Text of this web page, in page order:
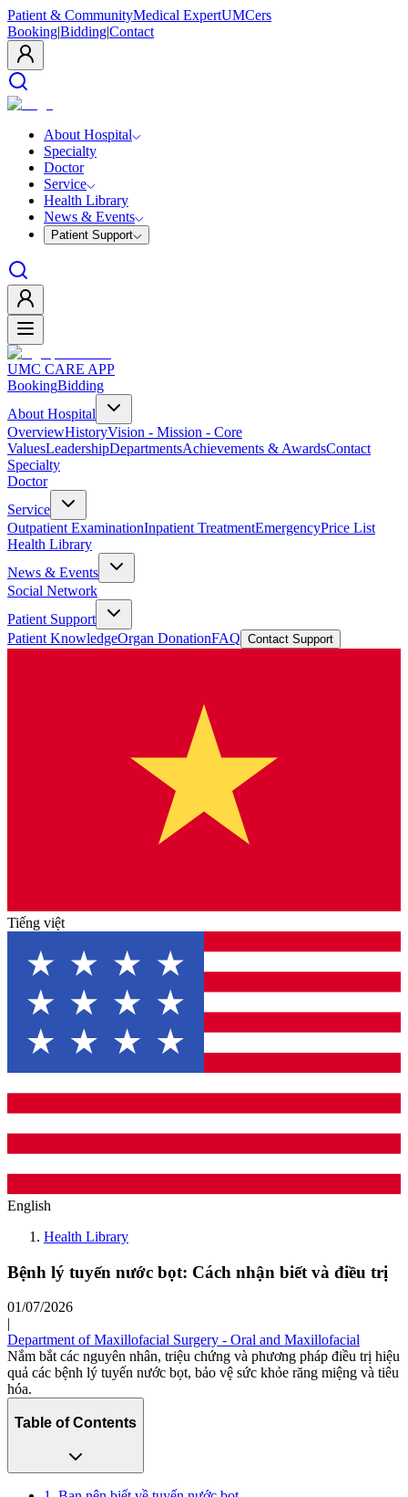
Patient & CommunityMedical ExpertUMCers
Booking|Bidding|Contact
About Hospital
Specialty
Doctor
Service
Health Library
News & Events
Patient Support
UMC CARE APP
BookingBidding
About Hospital
OverviewHistoryVision - Mission - Core
ValuesLeadershipDepartmentsAchievements & AwardsContact
Specialty
Doctor
Service
Outpatient ExaminationInpatient TreatmentEmergencyPrice List
Health Library
News & Events
Social Network
Patient Support
Patient KnowledgeOrgan DonationFAQ Contact Support
Tiếng việt
English
Health Library
Bệnh lý tuyến nước bọt: Cách nhận biết và điều trị
01/07/2026
|
Department of Maxillofacial Surgery - Oral and Maxillofacial
Nắm bắt các nguyên nhân, triệu chứng và phương pháp điều trị hiệu
quả các bệnh lý tuyến nước bọt, bảo vệ sức khỏe răng miệng và tiêu
hóa.
Table of Contents